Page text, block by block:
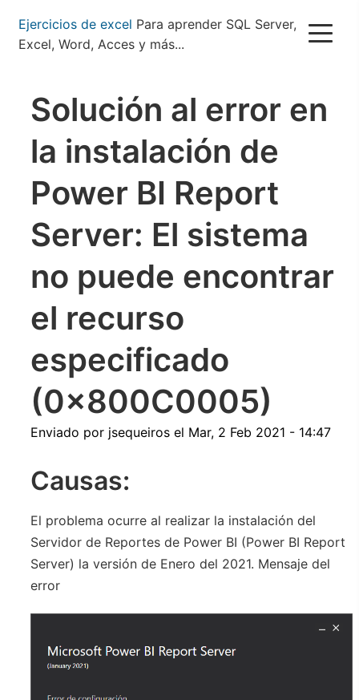
Pasar
contenido
Ejercicios de excel Para aprender SQL Server,
Excel, Word, Acces y más...
Solución al error en
la instalación de
Power BI Report
Server: El sistema
no puede encontrar
el recurso
especificado
(0x800C0005)
Enviado por jsequeiros el Mar, 2 Feb 2021 - 14:47
Causas:
El problema ocurre al realizar la instalación del
Servidor de Reportes de Power BI (Power BI Report
Server) la versión de Enero del 2021. Mensaje del
error